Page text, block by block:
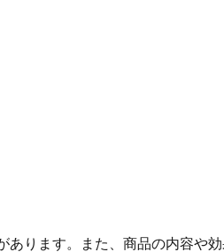
ります。また、商品の内容や